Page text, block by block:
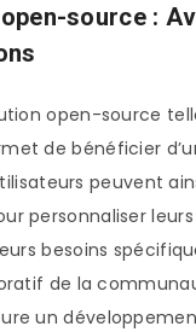
source :
open-source
de bénéficier
peuvent
personnaliser
besoins
de la
un